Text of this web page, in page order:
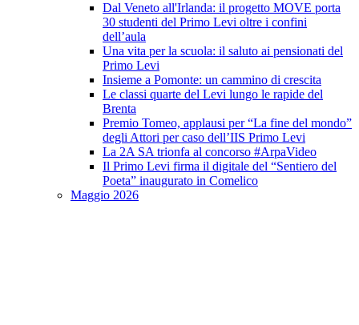
Dal Veneto all'Irlanda: il progetto MOVE porta
30 studenti del Primo Levi oltre i confini
dell’aula
Una vita per la scuola: il saluto ai pensionati del
Primo Levi
Insieme a Pomonte: un cammino di crescita
Le classi quarte del Levi lungo le rapide del
Brenta
Premio Tomeo, applausi per “La fine del mondo”
degli Attori per caso dell’IIS Primo Levi
La 2A SA trionfa al concorso #ArpaVideo
Il Primo Levi firma il digitale del “Sentiero del
Poeta” inaugurato in Comelico
Maggio 2026